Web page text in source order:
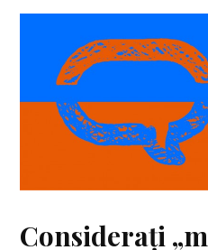
Considerați